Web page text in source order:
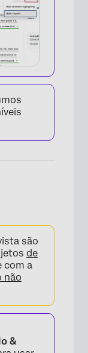
são
de
com a
não
&